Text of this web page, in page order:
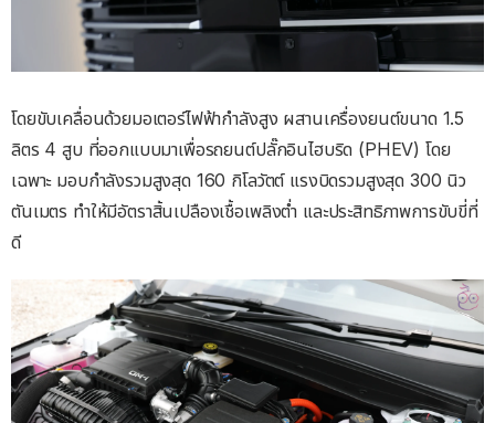
โดยขับเคลื่อนด้วยมอเตอร์ไฟฟ้ากำลังสูง ผสานเครื่องยนต์ขนาด 1.5
ลิตร 4 สูบ ที่ออกแบบมาเพื่อรถยนต์ปลั๊กอินไฮบริด (PHEV) โดย
เฉพาะ มอบกำลังรวมสูงสุด 160 กิโลวัตต์ แรงบิดรวมสูงสุด 300 นิว
ตันเมตร ทำให้มีอัตราสิ้นเปลืองเชื้อเพลิงต่ำ และประสิทธิภาพการขับขี่ที่
ดี